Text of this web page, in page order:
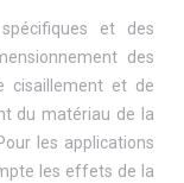
et des
des
cisaillement et de
du matériau de la
les applications
les effets de la